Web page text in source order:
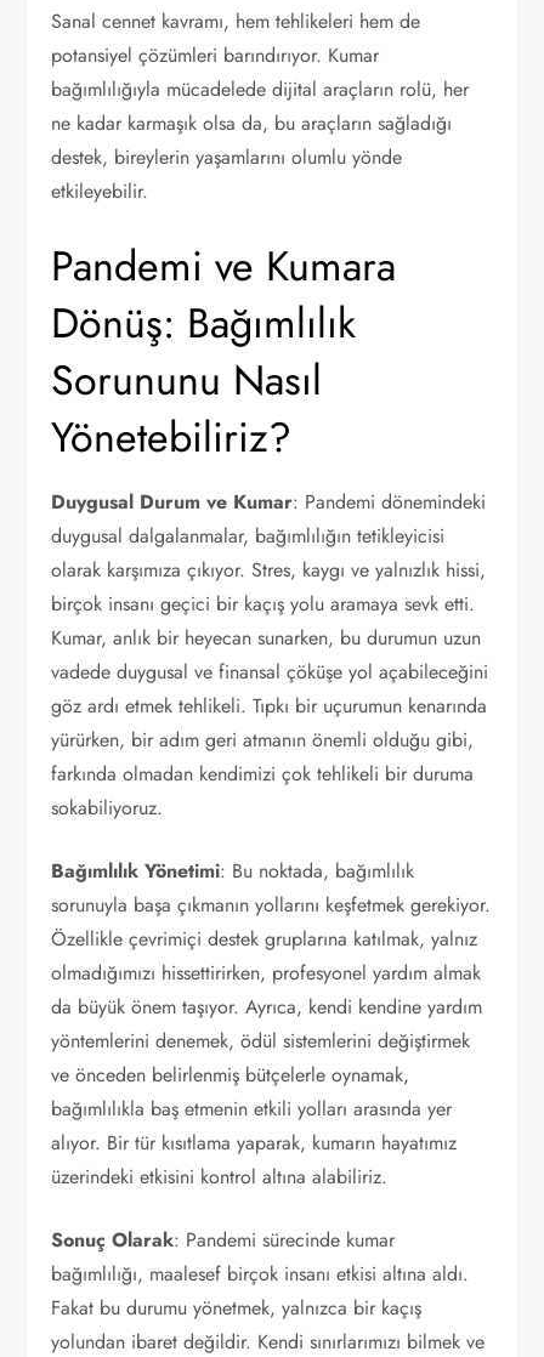
Sanal cennet kavramı, hem tehlikeleri hem de
potansiyel çözümleri barındırıyor. Kumar
bağımlılığıyla mücadelede dijital araçların rolü, her
ne kadar karmaşık olsa da, bu araçların sağladığı
destek, bireylerin yaşamlarını olumlu yönde
etkileyebilir.
Pandemi ve Kumara
Dönüş: Bağımlılık
Sorununu Nasıl
Yönetebiliriz?
Duygusal Durum ve Kumar: Pandemi dönemindeki
duygusal dalgalanmalar, bağımlılığın tetikleyicisi
olarak karşımıza çıkıyor. Stres, kaygı ve yalnızlık hissi,
birçok insanı geçici bir kaçış yolu aramaya sevk etti.
Kumar, anlık bir heyecan sunarken, bu durumun uzun
vadede duygusal ve finansal çöküşe yol açabileceğini
göz ardı etmek tehlikeli. Tıpkı bir uçurumun kenarında
yürürken, bir adım geri atmanın önemli olduğu gibi,
farkında olmadan kendimizi çok tehlikeli bir duruma
sokabiliyoruz.
Bağımlılık Yönetimi: Bu noktada, bağımlılık
sorunuyla başa çıkmanın yollarını keşfetmek gerekiyor.
Özellikle çevrimiçi destek gruplarına katılmak, yalnız
olmadığımızı hissettirirken, profesyonel yardım almak
da büyük önem taşıyor. Ayrıca, kendi kendine yardım
yöntemlerini denemek, ödül sistemlerini değiştirmek
ve önceden belirlenmiş bütçelerle oynamak,
bağımlılıkla baş etmenin etkili yolları arasında yer
alıyor. Bir tür kısıtlama yaparak, kumarın hayatımız
üzerindeki etkisini kontrol altına alabiliriz.
Sonuç Olarak: Pandemi sürecinde kumar
bağımlılığı, maalesef birçok insanı etkisi altına aldı.
Fakat bu durumu yönetmek, yalnızca bir kaçış
yolundan ibaret değildir. Kendi sınırlarımızı bilmek ve